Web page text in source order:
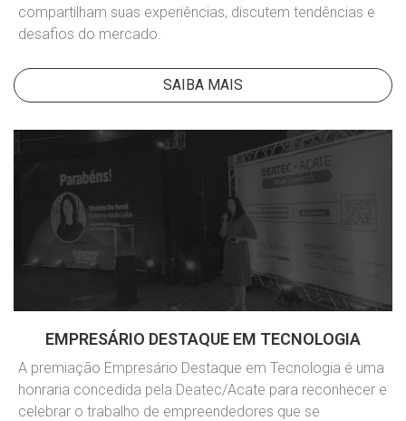
compartilham suas experiências, discutem tendências e
desafios do mercado.
SAIBA MAIS
EMPRESÁRIO DESTAQUE EM TECNOLOGIA
A premiação Empresário Destaque em Tecnologia é uma
honraria concedida pela Deatec/Acate para reconhecer e
celebrar o trabalho de empreendedores que se